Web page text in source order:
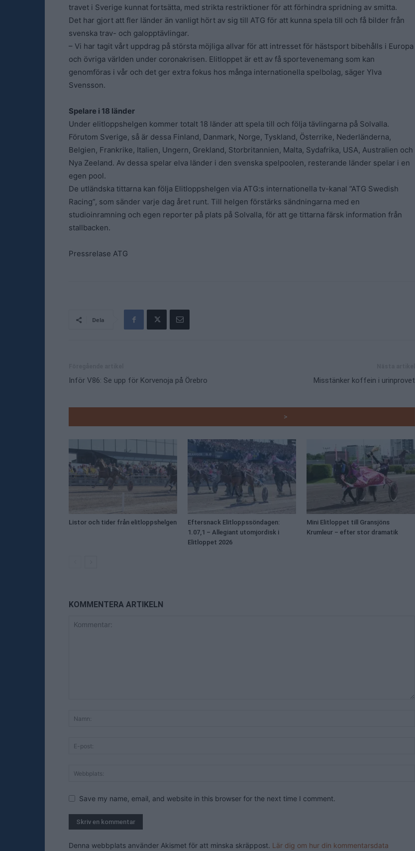
travet i Sverige kunnat fortsätta, med strikta restriktioner för att förhindra spridning av smitta.
Det har gjort att fler länder än vanligt hört av sig till ATG för att kunna spela till och få bilder från
svenska trav- och galopptävlingar.
– Vi har tagit vårt uppdrag på största möjliga allvar för att intresset för hästsport bibehålls i Europa
och övriga världen under coronakrisen. Elitloppet är ett av få sportevenemang som kan
genomföras i vår och det ger extra fokus hos många internationella spelbolag, säger Ylva
Svensson.
Spelare i 18 länder
Under elitloppshelgen kommer totalt 18 länder att spela till och följa tävlingarna på Solvalla.
Förutom Sverige, så är dessa Finland, Danmark, Norge, Tyskland, Österrike, Nederländerna,
Belgien, Frankrike, Italien, Ungern, Grekland, Storbritannien, Malta, Sydafrika, USA, Australien och
Nya Zeeland. Av dessa spelar elva länder i den svenska spelpoolen, resterande länder spelar i en
egen pool.
De utländska tittarna kan följa Elitloppshelgen via ATG:s internationella tv-kanal ”ATG Swedish
Racing”, som sänder varje dag året runt. Till helgen förstärks sändningarna med en
studioinramning och egen reporter på plats på Solvalla, för att ge tittarna färsk information från
stallbacken.
Pressrelase ATG
Dela
Inför V86: Se upp för Korvenoja på Örebro Misstänker koffein i urinprovet
>
Listor och tider från elitloppshelgen
Eftersnack Elitloppssöndagen:
1.07,1 – Allegiant utomjordisk i
Elitloppet 2026
Mini Elitloppet till Gransjöns
Krumleur – efter stor dramatik
KOMMENTERA ARTIKELN
Save my name, email, and website in this browser for the next time I comment.
Denna webbplats använder Akismet för att minska skräppost. Lär dig om hur din kommentarsdata